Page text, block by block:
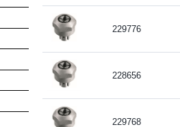
229776
228656
229768